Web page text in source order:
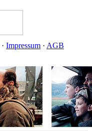
· Impressum · AGB